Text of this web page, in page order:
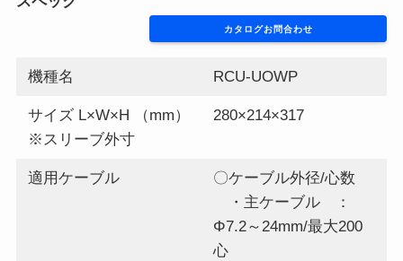
カタログお問合わせ
機種名 RCU-UOWP
サイズ L×W×H （mm）
※スリーブ外寸
280×214×317
適用ケーブル
〇ケーブル外径/心数
・主ケーブル ：
Φ7.2～24mm/最大200
心